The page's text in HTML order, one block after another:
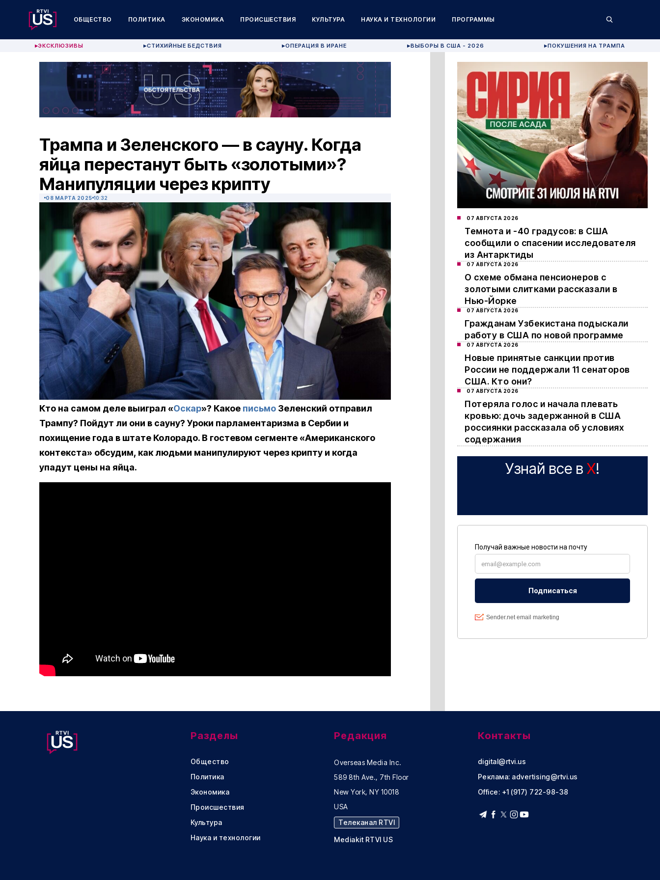
ОБЩЕСТВО ПОЛИТИКА ЭКОНОМИКА ПРОИСШЕСТВИЯ КУЛЬТУРА НАУКА И ТЕХНОЛОГИИ ПРОГРАММЫ
▶ЭКСКЛЮЗИВЫ ▶СТИХИЙНЫЕ БЕДСТВИЯ ▶ОПЕРАЦИЯ В ИРАНЕ ▶ВЫБОРЫ В США - 2026 ▶ПОКУШЕНИЯ НА ТРАМПА
Трампа и Зеленского — в сауну. Когда
яйца перестанут быть «золотыми»?
Манипуляции через крипту
08 МАРТА 2025 10:32
Кто на самом деле выиграл «Оскар»? Какое письмо Зеленский отправил
Трампу? Пойдут ли они в сауну? Уроки парламентаризма в Сербии и
похищение года в штате Колорадо. В гостевом сегменте «Американского
контекста» обсудим, как людьми манипулируют через крипту и когда
упадут цены на яйца.
07 АВГУСТА 2026
Темнота и -40 градусов: в США
сообщили о спасении исследователя
из Антарктиды
07 АВГУСТА 2026
О схеме обмана пенсионеров с
золотыми слитками рассказали в
Нью-Йорке
07 АВГУСТА 2026
Гражданам Узбекистана подыскали
работу в США по новой программе
07 АВГУСТА 2026
Новые принятые санкции против
России не поддержали 11 сенаторов
США. Кто они?
07 АВГУСТА 2026
Потеряла голос и начала плевать
кровью: дочь задержанной в США
россиянки рассказала об условиях
содержания
Узнай все в X!
Разделы
Общество
Политика
Экономика
Происшествия
Культура
Наука и технологии
Редакция
Overseas Media Inc.
589 8th Ave., 7th Floor
New York, NY 10018
USA
Телеканал RTVI
Mediakit RTVI US
Контакты
digital@rtvi.us
Реклама: advertising@rtvi.us
Office: +1 (917) 722-98-38